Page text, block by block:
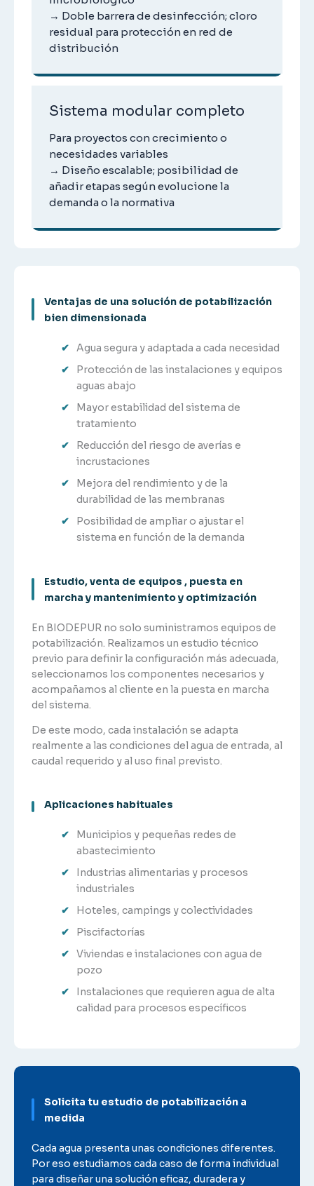
→ Doble barrera de desinfección; cloro
residual para protección en red de
distribución
Sistema modular completo
Para proyectos con crecimiento o
necesidades variables
→ Diseño escalable; posibilidad de
añadir etapas según evolucione la
demanda o la normativa
Ventajas de una solución de potabilización
bien dimensionada
Agua segura y adaptada a cada necesidad
Protección de las instalaciones y equipos
aguas abajo
Mayor estabilidad del sistema de
tratamiento
Reducción del riesgo de averías e
incrustaciones
Mejora del rendimiento y de la
durabilidad de las membranas
Posibilidad de ampliar o ajustar el
sistema en función de la demanda
Estudio, venta de equipos , puesta en
marcha y mantenimiento y optimización
En BIODEPUR no solo suministramos equipos de
potabilización. Realizamos un estudio técnico
previo para definir la configuración más adecuada,
seleccionamos los componentes necesarios y
acompañamos al cliente en la puesta en marcha
del sistema.
De este modo, cada instalación se adapta
realmente a las condiciones del agua de entrada, al
caudal requerido y al uso final previsto.
Aplicaciones habituales
Municipios y pequeñas redes de
abastecimiento
Industrias alimentarias y procesos
industriales
Hoteles, campings y colectividades
Piscifactorías
Viviendas e instalaciones con agua de
pozo
Instalaciones que requieren agua de alta
calidad para procesos específicos
Solicita tu estudio de potabilización a
medida
Cada agua presenta unas condiciones diferentes.
Por eso estudiamos cada caso de forma individual
para diseñar una solución eficaz, duradera y